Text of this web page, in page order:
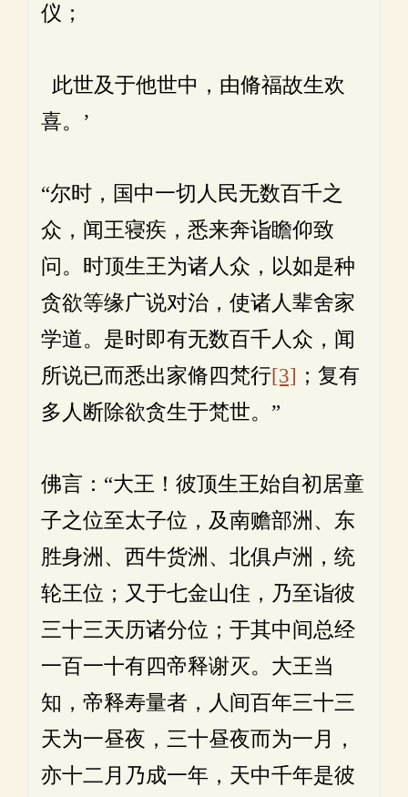
仪；
此世及于他世中，由脩福故生欢
喜。’
“尔时，国中一切人民无数百千之
众，闻王寝疾，悉来奔诣瞻仰致
问。时顶生王为诸人众，以如是种
贪欲等缘广说对治，使诸人辈舍家
学道。是时即有无数百千人众，闻
所说已而悉出家脩四梵行[3] ；复有
多人断除欲贪生于梵世。”
佛言：“大王！彼顶生王始自初居童
子之位至太子位，及南赡部洲、东
胜身洲、西牛货洲、北俱卢洲，统
轮王位；又于七金山住，乃至诣彼
三十三天历诸分位；于其中间总经
一百一十有四帝释谢灭。大王当
知，帝释寿量者，人间百年三十三
天为一昼夜，三十昼夜而为一月，
亦十二月乃成一年，天中千年是彼